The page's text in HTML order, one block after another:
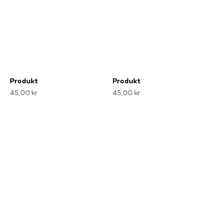
Produkt
45,00 kr
Produkt
45,00 kr